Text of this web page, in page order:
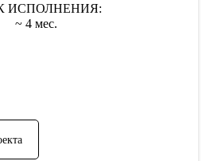
ИСПОЛНЕНИЯ:
~ 4 мес.